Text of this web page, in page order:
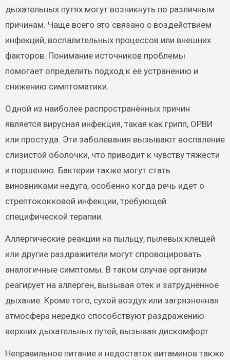
дыхательных путях могут возникнуть по различным
причинам. Чаще всего это связано с воздействием
инфекций, воспалительных процессов или внешних
факторов. Понимание источников проблемы
помогает определить подход к её устранению и
снижению симптоматики.
Одной из наиболее распространённых причин
является вирусная инфекция, такая как грипп, ОРВИ
или простуда. Эти заболевания вызывают воспаление
слизистой оболочки, что приводит к чувству тяжести
и першению. Бактерии также могут стать
виновниками недуга, особенно когда речь идет о
стрептококковой инфекции, требующей
специфической терапии.
Аллергические реакции на пыльцу, пылевых клещей
или другие раздражители могут спровоцировать
аналогичные симптомы. В таком случае организм
реагирует на аллерген, вызывая отек и затруднённое
дыхание. Кроме того, сухой воздух или загрязненная
атмосфера нередко способствуют раздражению
верхних дыхательных путей, вызывая дискомфорт.
Неправильное питание и недостаток витаминов также